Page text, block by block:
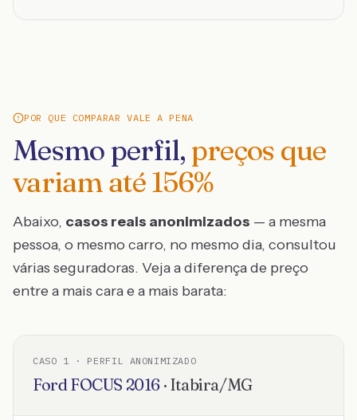
POR QUE COMPARAR VALE A PENA
Mesmo perfil, preços que
variam até156%
Abaixo, casos reais anonimizados — a mesma
pessoa, o mesmo carro, no mesmo dia, consultou
várias seguradoras. Veja a diferença de preço
entre a mais cara e a mais barata:
CASO 1 · PERFIL ANONIMIZADO
Ford FOCUS 2016 · Itabira/MG